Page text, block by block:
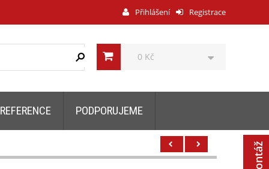
Registrace
Přihlášení
0 Kč
REFERENCE PODPORUJEME